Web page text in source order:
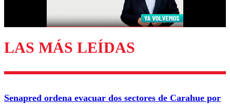
Enviar comentario
LAS MÁS LEÍDAS
Senapred ordena evacuar dos sectores de Carahue por